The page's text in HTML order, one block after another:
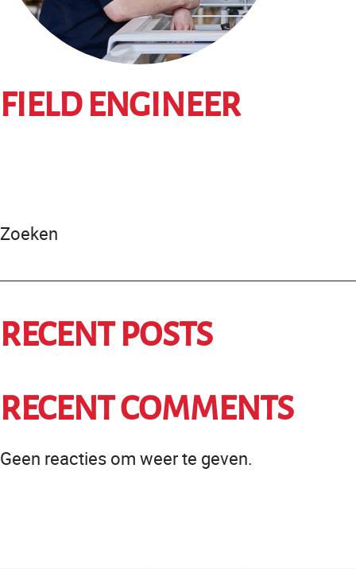
FIELD ENGINEER
Zoeken
RECENT POSTS
RECENT COMMENTS
Geen reacties om weer te geven.